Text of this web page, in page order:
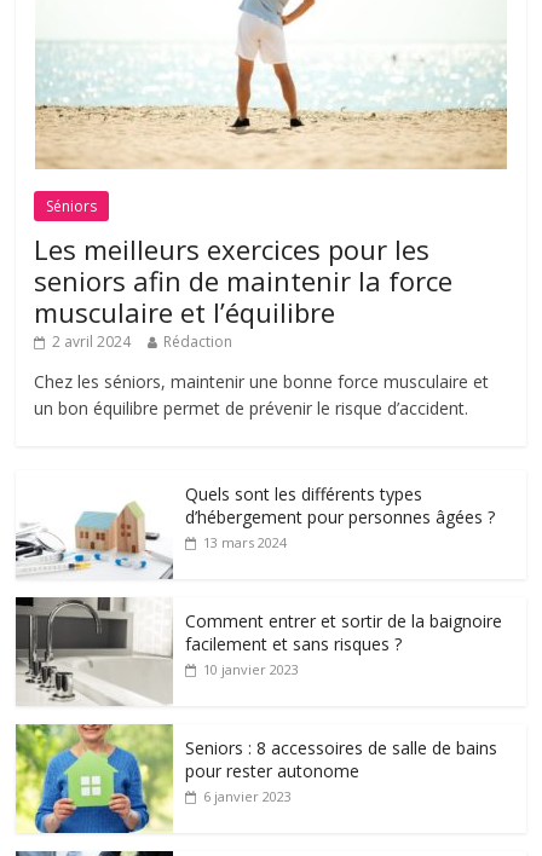
Séniors
Les meilleurs exercices pour les
seniors afin de maintenir la force
musculaire et l’équilibre
2 avril 2024 Rédaction
Chez les séniors, maintenir une bonne force musculaire et
un bon équilibre permet de prévenir le risque d’accident.
Quels sont les différents types
d’hébergement pour personnes âgées ?
13 mars 2024
Comment entrer et sortir de la baignoire
facilement et sans risques ?
10 janvier 2023
Seniors : 8 accessoires de salle de bains
pour rester autonome
6 janvier 2023